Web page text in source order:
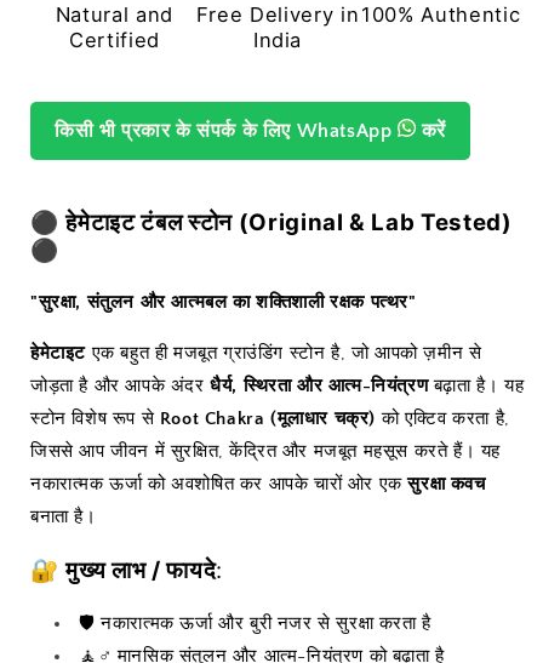
Natural and
Certified
Free Delivery in
India
100% Authentic
किसी भी प्रकार के संपर्क के लिए WhatsApp करें
⚫हेमेटाइट टंबल स्टोन (Original & Lab Tested)
⚫
"सुरक्षा, संतुलन और आत्मबल का शक्तिशाली रक्षक पत्थर"
हेमेटाइट एक बहुत ही मजबूत ग्राउंडिंग स्टोन है, जो आपको ज़मीन से
जोड़ता है और आपके अंदरधैर्य, स्थिरता और आत्म-नियंत्रणबढ़ाता है। यह
स्टोन विशेष रूप से Root Chakra (मूलाधार चक्र) को एक्टिव करता है,
जिससे आप जीवन में सुरक्षित, केंद्रित और मजबूत महसूस करते हैं। यह
नकारात्मक ऊर्जा को अवशोषित कर आपके चारों ओर एकसुरक्षा कवच
बनाता है।
🔐मुख्य लाभ / फायदे:
🛡 नकारात्मक ऊर्जा और बुरी नजर से सुरक्षा करता है
🧘♂️ मानसिक संतुलन और आत्म-नियंत्रण को बढ़ाता है